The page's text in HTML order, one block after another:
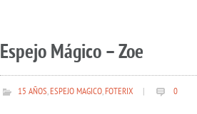
Espejo Mágico – Zoe
15 AÑOS,ESPEJO MAGICO,FOTERIX 0